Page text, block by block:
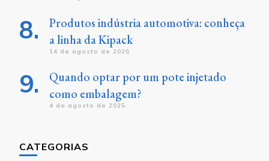
Produtos indústria automotiva: conheça
a linha da Kipack
14 de agosto de 2025
Quando optar por um pote injetado
como embalagem?
4 de agosto de 2025
CATEGORIAS